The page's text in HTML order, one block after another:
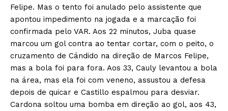
Felipe. Mas o tento foi anulado pelo assistente que
apontou impedimento na jogada e a marcação foi
confirmada pelo VAR. Aos 22 minutos, Juba quase
marcou um gol contra ao tentar cortar, com o peito, o
cruzamento de Cándido na direção de Marcos Felipe,
mas a bola foi para fora. Aos 33, Cauly levantou a bola
na área, mas ela foi com veneno, assustou a defesa
depois de quicar e Castillo espalmou para desviar.
Cardona soltou uma bomba em direção ao gol, aos 43,